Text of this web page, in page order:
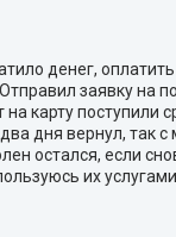
денег,
заявку на
карту поступили
дня вернул, так с
остался, если
их